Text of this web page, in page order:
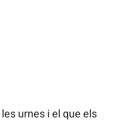
urnes i el que els